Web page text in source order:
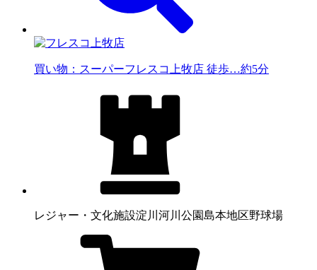
買い物：スーパーフレスコ上牧店 徒歩…約5分
レジャー・文化施設淀川河川公園島本地区野球場